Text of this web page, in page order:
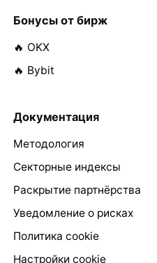
Бонусы от бирж
🔥 OKX
🔥 Bybit
Документация
Методология
Секторные индексы
Раскрытие партнёрства
Уведомление о рисках
Политика cookie
Настройки cookie